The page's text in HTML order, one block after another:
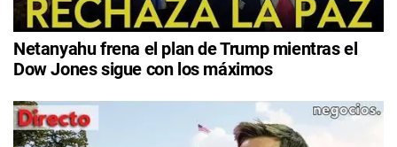
Netanyahu frena el plan de Trump mientras el
Dow Jones sigue con los máximos